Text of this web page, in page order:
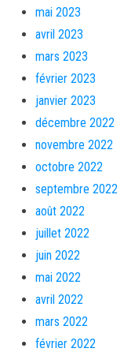
mai 2023
avril 2023
mars 2023
février 2023
janvier 2023
décembre 2022
novembre 2022
octobre 2022
septembre 2022
août 2022
juillet 2022
juin 2022
mai 2022
avril 2022
mars 2022
février 2022